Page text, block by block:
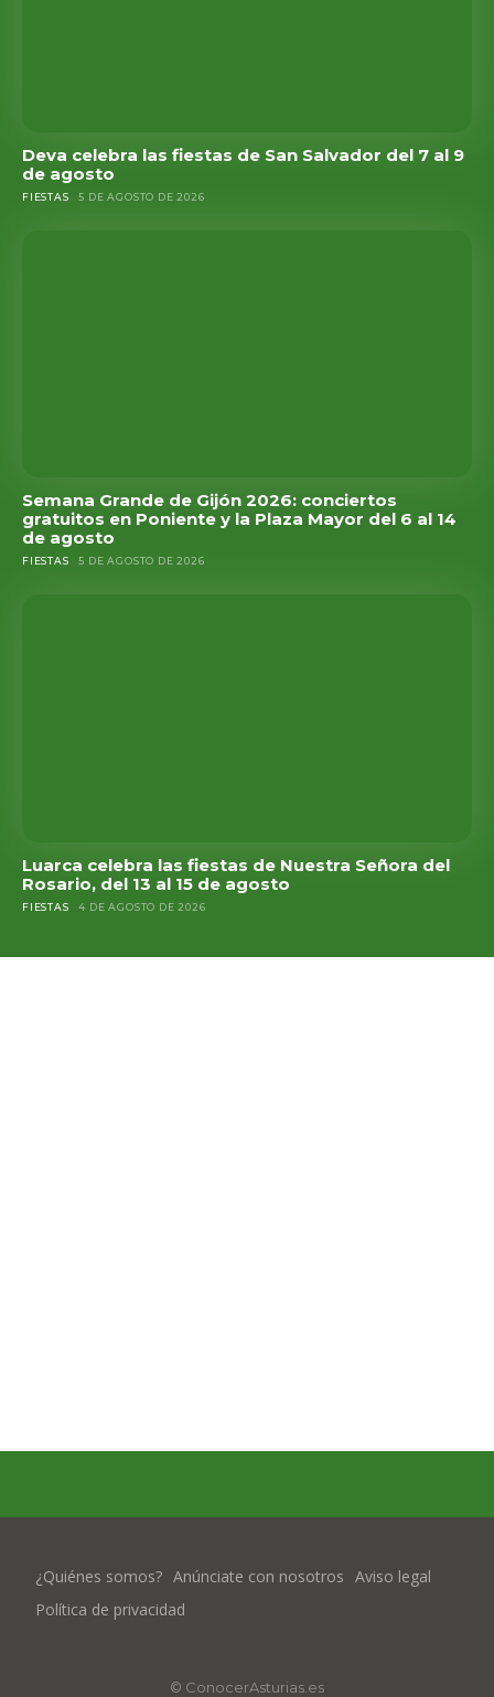
Deva celebra las fiestas de San Salvador del 7 al 9
de agosto
FIESTAS 5 DE AGOSTO DE 2026
Semana Grande de Gijón 2026: conciertos
gratuitos en Poniente y la Plaza Mayor del 6 al 14
de agosto
FIESTAS 5 DE AGOSTO DE 2026
Luarca celebra las fiestas de Nuestra Señora del
Rosario, del 13 al 15 de agosto
FIESTAS 4 DE AGOSTO DE 2026
¿Quiénes somos? Anúnciate con nosotros Aviso legal
Política de privacidad
© ConocerAsturias.es